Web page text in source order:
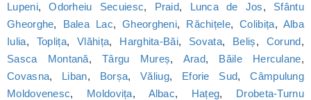
Lupeni,Odorheiu Secuiesc, Praid, Lunca de Jos, Sfântu
Gheorghe, Balea Lac,Gheorgheni, Răchițele,Colibița, Alba
Iulia, Toplița,Vlăhița, Harghita-Băi, Sovata, Beliș, Corund,
Sasca Montană,Târgu Mureș, Arad, Băile Herculane,
Covasna, Liban, Borșa,Văliug, Eforie Sud,Câmpulung
Moldovenesc, Moldovița, Albac, Hațeg, Drobeta-Turnu